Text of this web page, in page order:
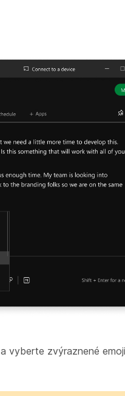
a vyberte zvýraznené